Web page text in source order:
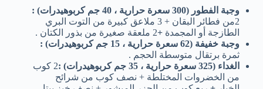
وجبة الفطور (300 سعرة حرارية ، 40 جم كربوهيدرات)
:
2من فطائر البقان + 3 ملاعق كبيرة من التوت البري
الطازجة أو المجمدة +2 ملعقة صغيرة من بذور الكتان .
وجبة خفيفة (62 سعرة حرارية ، 15 جم كربوهيدرات)
:
ثمرة برتقال متوسطة الحجم .
الغداء (325 سعرة حرارية ، 35 جم كربوهيدرات)
:
2 كوب
من الخضروات المختلطة + نصف كوب من شرائح